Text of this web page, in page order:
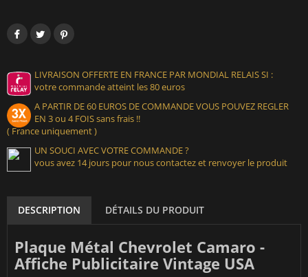
LIVRAISON OFFERTE EN FRANCE PAR MONDIAL RELAIS SI :
votre commande atteint les 80 euros
A PARTIR DE 60 EUROS DE COMMANDE VOUS POUVEZ REGLER
EN 3 ou 4 FOIS sans frais !!
( France uniquement )
UN SOUCI AVEC VOTRE COMMANDE ?
vous avez 14 jours pour nous contactez et renvoyer le produit
DESCRIPTION DÉTAILS DU PRODUIT
Plaque Métal Chevrolet Camaro -
Affiche Publicitaire Vintage USA